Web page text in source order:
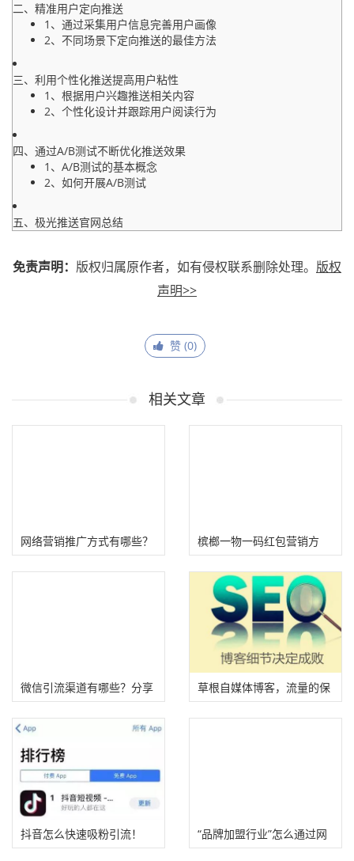
二、精准用户定向推送
1、通过采集用户信息完善用户画像
2、不同场景下定向推送的最佳方法
三、利用个性化推送提高用户粘性
1、根据用户兴趣推送相关内容
2、个性化设计并跟踪用户阅读行为
四、通过A/B测试不断优化推送效果
1、A/B测试的基本概念
2、如何开展A/B测试
五、极光推送官网总结
免责声明： 版权归属原作者，如有侵权联系删除处理。 版权
声明>>
赞 (0)
相关文章
网络营销推广方式有哪些？
(企业网络营销必看!)
槟榔一物一码红包营销方
案！
微信引流渠道有哪些？分享
6个利用微信引流的方法
草根自媒体博客，流量的保
底池
抖音怎么快速吸粉引流！
“品牌加盟行业”怎么通过网